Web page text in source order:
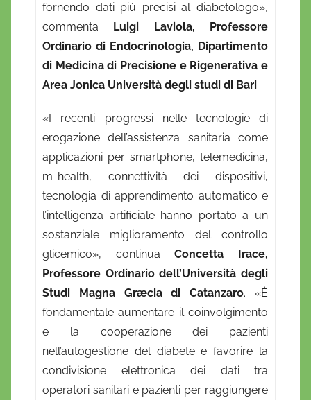
fornendo dati più precisi al diabetologo»,
commenta
Luigi Laviola, Professore
Ordinario di Endocrinologia, Dipartimento
di Medicina di Precisione e Rigenerativa e
Area Jonica Università degli studi di Bari.
«I recenti progressi nelle tecnologie di
erogazione dell’assistenza sanitaria come
applicazioni per smartphone, telemedicina,
m-health, connettività dei dispositivi,
tecnologia di apprendimento automatico e
l’intelligenza artificiale hanno portato a un
sostanziale miglioramento del controllo
glicemico», continuaConcetta Irace,
Professore Ordinario dell’Università degli
Studi Magna Græcia di Catanzaro. «È
fondamentale aumentare il coinvolgimento
e la cooperazione dei pazienti
nell’autogestione del diabete e favorire la
condivisione elettronica dei dati tra
operatori sanitari e pazienti per raggiungere